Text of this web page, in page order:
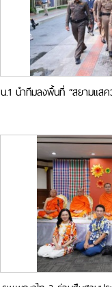
น.1 นำทีมลงพื้นที่ “สยามแส